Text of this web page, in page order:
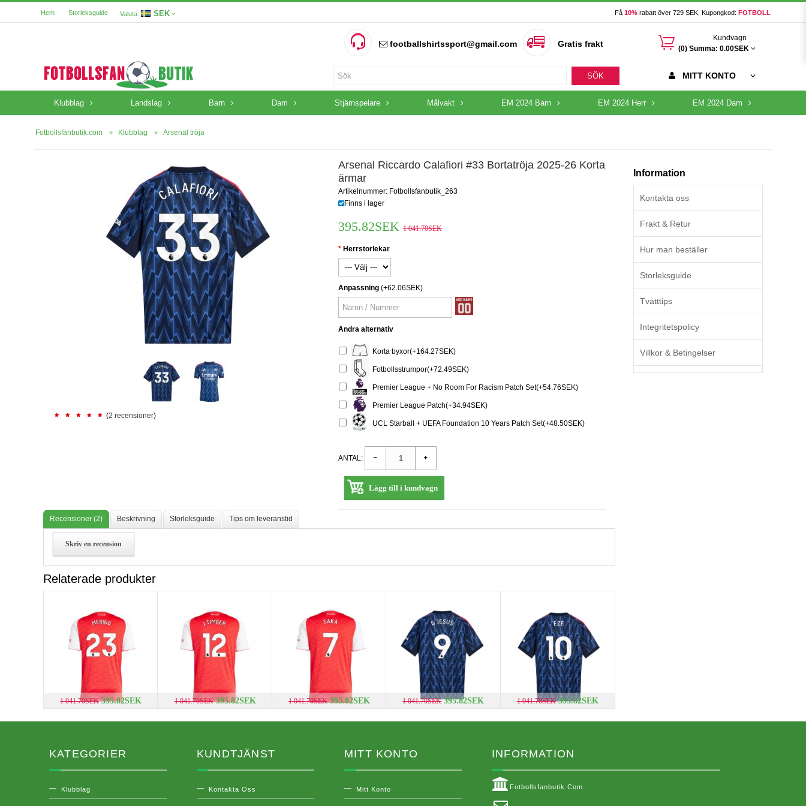
Hem Storleksguide Valuta: SEK Få 10% rabatt över 729 SEK, Kupongkod: FOTBOLL
footballshirtssport@gmail.com Gratis frakt 󰃦
Kundvagn
(0) Summa: 0.00SEK
SÖK MITT KONTO
Klubblag Landslag Barn Dam Stjärnspelare Målvakt EM 2024 Barn EM 2024 Herr EM 2024 Dam
Fotbollsfanbutik.com Klubblag Arsenal tröja
(2 recensioner)
Arsenal Riccardo Calafiori #33 Bortatröja 2025-26 Korta
ärmar
Artikelnummer: Fotbollsfanbutik_263
Finns i lager
395.82SEK 1 041.70SEK
Herrstorlekar
Anpassning (+62.06SEK)
Andra alternativ
Korta byxor(+164.27SEK)
Fotbollsstrumpor(+72.49SEK)
Premier League + No Room For Racism Patch Set(+54.76SEK)
Premier League Patch(+34.94SEK)
UCL Starball + UEFA Foundation 10 Years Patch Set(+48.50SEK)
ANTAL:
Lägg till i kundvagn
Recensioner (2) Beskrivning Storleksguide Tips om leveranstid
Skriv en recension
Relaterade produkter
1 041.70SEK 395.82SEK 1 041.70SEK 395.82SEK 1 041.70SEK 395.82SEK 1 041.70SEK 395.82SEK 1 041.70SEK 395.82SEK
Information
Kontakta oss
Frakt & Retur
Hur man beställer
Storleksguide
Tvätttips
Integritetspolicy
Villkor & Betingelser
KATEGORIER
Klubblag
KUNDTJÄNST
Kontakta Oss
MITT KONTO
Mitt Konto
INFORMATION
Fotbollsfanbutik.com